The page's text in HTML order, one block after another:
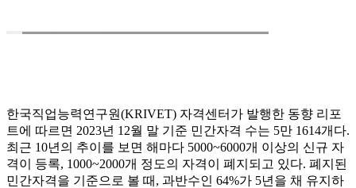
한국직업능력연구원(KRIVET) 자격센터가 발행한 동향 리포
트에 따르면 2023년 12월 말 기준 민간자격 수는 5만 1614개다.
최근 10년의 추이를 보면 해마다 5000~6000개 이상의 신규 자
격이 등록, 1000~2000개 정도의 자격이 폐지되고 있다. 폐지된
민간자격을 기준으로 볼 때, 과반수인 64%가 5년을 채 유지하